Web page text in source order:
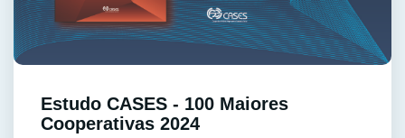
Estudo CASES - 100 Maiores
Cooperativas 2024